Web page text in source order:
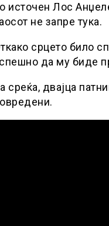
источен Лос
не запре тука.
срцето било
да му биде
среќа, двајца